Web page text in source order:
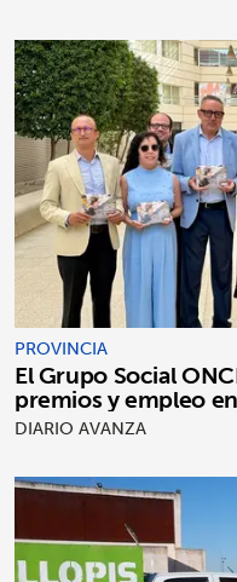
PROVINCIA
El Grupo Social
premios y empleo
DIARIO AVANZA